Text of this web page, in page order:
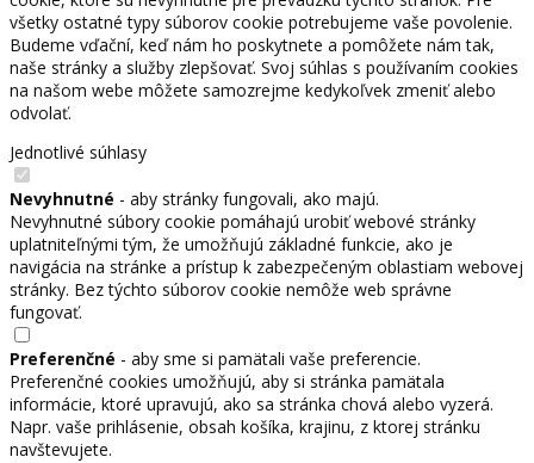
všetky ostatné typy súborov cookie potrebujeme vaše povolenie.
Budeme vďační, keď nám ho poskytnete a pomôžete nám tak,
naše stránky a služby zlepšovať. Svoj súhlas s používaním cookies
na našom webe môžete samozrejme kedykoľvek zmeniť alebo
odvolať.
Jednotlivé súhlasy
Nevyhnutné - aby stránky fungovali, ako majú.
Nevyhnutné súbory cookie pomáhajú urobiť webové stránky
uplatniteľnými tým, že umožňujú základné funkcie, ako je
navigácia na stránke a prístup k zabezpečeným oblastiam webovej
stránky. Bez týchto súborov cookie nemôže web správne
fungovať.
Preferenčné - aby sme si pamätali vaše preferencie.
Preferenčné cookies umožňujú, aby si stránka pamätala
informácie, ktoré upravujú, ako sa stránka chová alebo vyzerá.
Napr. vaše prihlásenie, obsah košíka, krajinu, z ktorej stránku
navštevujete.